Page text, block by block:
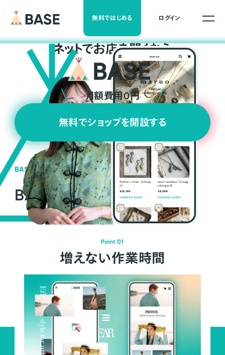
無料ではじめる ログイン
ネットでお店を開くなら
月額費用0円
無料でショップを開設する
BASEの強み
BASEが強い3つの理由
Point 01
増えない作業時間